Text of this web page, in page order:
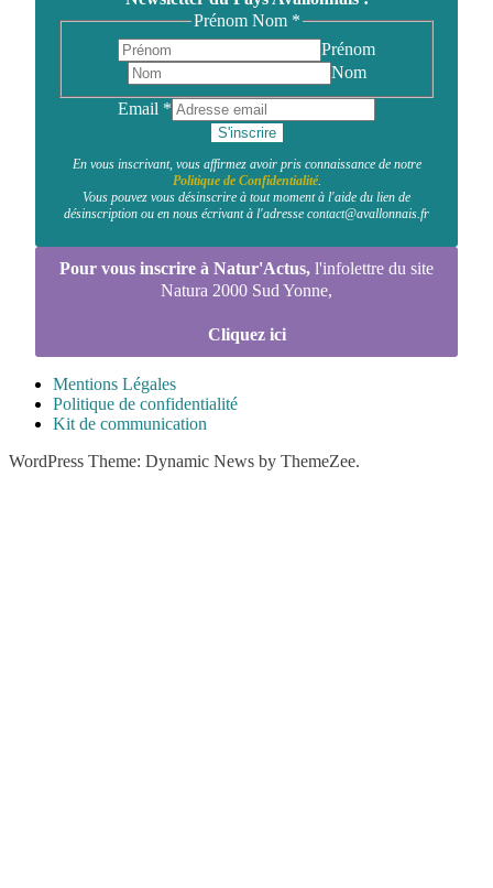
Prénom Nom *
Prénom
Nom
Email *
S'inscrire
En vous inscrivant, vous affirmez avoir pris connaissance de notre
Politique de Confidentialité.
Vous pouvez vous désinscrire à tout moment à l'aide du lien de
désinscription ou en nous écrivant à l'adresse contact@avallonnais.fr
Pour vous inscrire à Natur'Actus, l'infolettre du site
Natura 2000 Sud Yonne,
Cliquez ici
Mentions Légales
Politique de confidentialité
Kit de communication
WordPress Theme: Dynamic News by ThemeZee.